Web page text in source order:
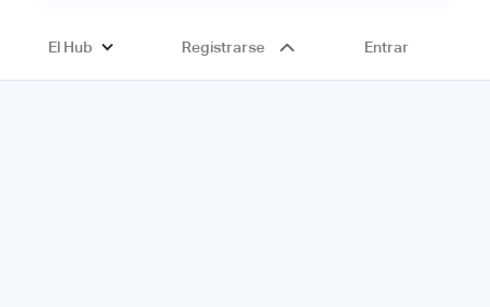
El Hub Registrarse Entrar